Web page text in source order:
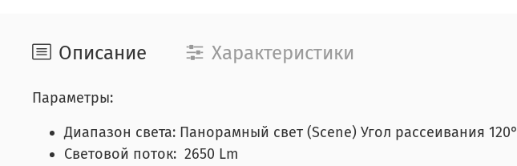
Описание Характеристики
Параметры:
Диапазон света: Панорамный свет (Scene) Угол рассеивания 120°
Световой поток: 2650 Lm